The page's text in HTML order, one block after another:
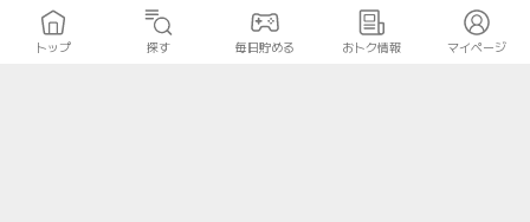
トップ 探す 毎日貯める おトク情報 マイページ